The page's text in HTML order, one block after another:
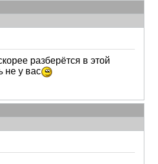
разберётся в этой
не у вас